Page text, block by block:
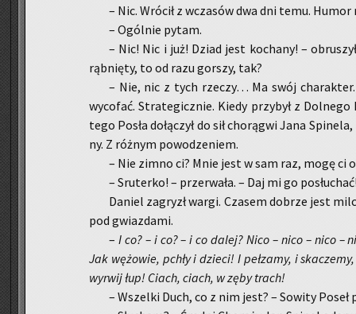
– Nic. Wró­cił z wcza­sów dwa dni temu. Humor
– Ogól­nie pytam.
– Nic! Nic i już! Dziad jest ko­cha­ny! –
rąb­nię­ty, to od razu gor­szy, tak?
– Nie, nic z tych rze­czy… Ma swój
wy­co­fać. Stra­te­gicz­nie. Kiedy przy­był z
te­go Posła do­łą­czył do sił cho­rą­gwi Jana
ny. Z róż­nym po­wo­dze­niem.
– Nie zimno ci? Mnie jest w sam raz, mogę
– Sru­ter­ko! – prze­rwa­ła. – Daj mi go
Da­niel za­gryzł wargi. Cza­sem do­brze jest
pod gwiaz­da­mi.
– I co? – i co? – i co dalej? Nico – nico – nico –
Jak wę­żo­wie, pchły i dzie­ci! I peł­za­my, i
wy­rwij łup! Ciach, ciach, w zęby trach!
– Wszel­ki Duch, co z nim jest? – So­wi­ty Poseł